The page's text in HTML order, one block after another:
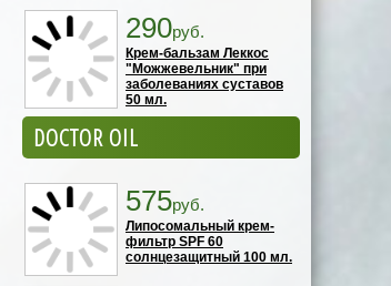
290руб.
Крем-бальзам Леккос
"Можжевельник" при
заболеваниях суставов
50 мл.
DOCTOR OIL
575руб.
Липосомальный крем-
фильтр SPF 60
солнцезащитный 100 мл.